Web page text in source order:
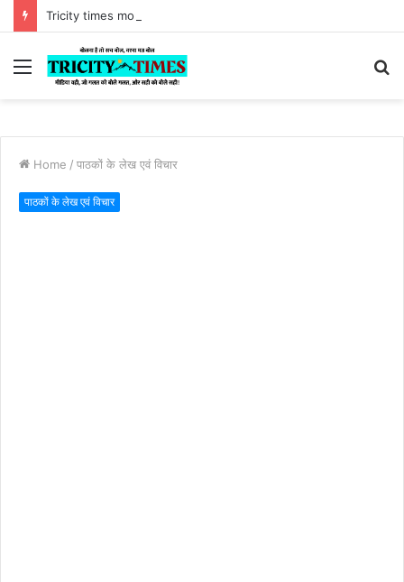
Tricity times morning news bulletin 04 August 2026
Menu
Home / पाठकों के लेख एवं विचार
पाठकों के लेख एवं विचार